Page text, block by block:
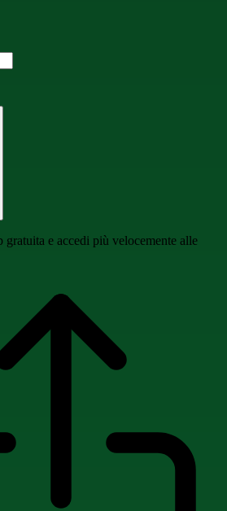
gratuita e accedi più velocemente alle